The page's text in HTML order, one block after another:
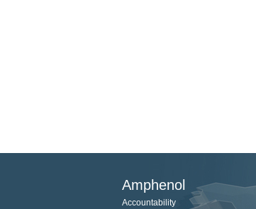
Amphenol
Accountability